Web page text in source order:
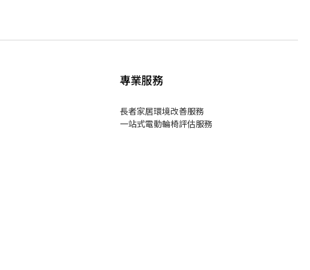
專業服務
長者家居環境改善服務
一站式電動輪椅評估服務